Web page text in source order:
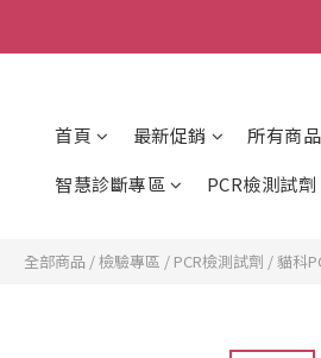
首頁 最新促銷 所有商品
智慧診斷專區
PCR檢測試劑
全部商品 /檢驗專區 / PCR檢測試劑 /貓科